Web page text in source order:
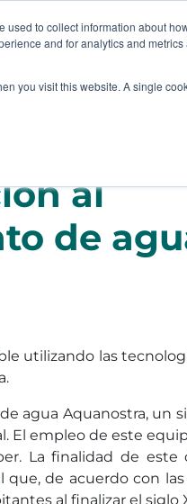
to collect information about
and for analytics and
you visit this website. A single
SOMOS PRODUCTOS
al
de
utilizando las
agua Aquanostra, un
El empleo de este
La finalidad de este
de acuerdo con
al finalizar el siglo